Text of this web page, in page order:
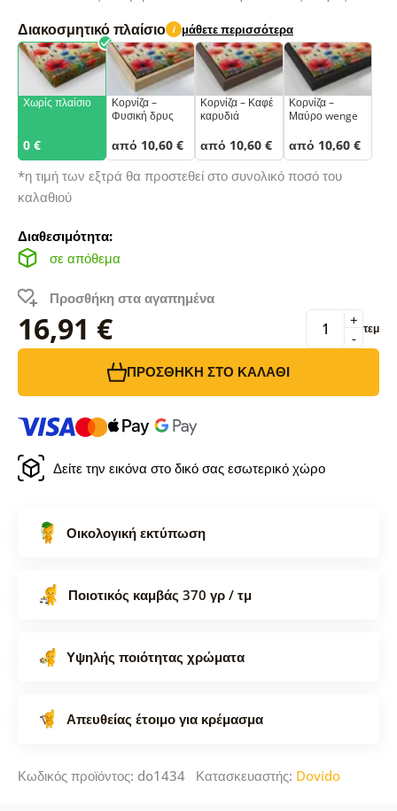
Διακοσμητικό πλαίσιο i μάθετε περισσότερα
Χωρίς πλαίσιο
0 €
Κορνίζα –
Φυσική δρυς
από 10,60 €
Κορνίζα – Καφέ
καρυδιά
από 10,60 €
Κορνίζα –
Μαύρο wenge
από 10,60 €
*η τιμή των εξτρά θα προστεθεί στο συνολικό ποσό του
καλαθιού
Διαθεσιμότητα:
σε απόθεμα
Προσθήκη στα αγαπημένα
16,91 € -
+ τεμ
ΠΡΟΣΘΉΚΗ ΣΤΟ ΚΑΛΆΘΙ
Δείτε την εικόνα στο δικό σας εσωτερικό χώρο
Οικολογική εκτύπωση
Ποιοτικός καμβάς 370 γρ / τμ
Υψηλής ποιότητας χρώματα
Απευθείας έτοιμο για κρέμασμα
Κωδικός προϊόντος: do1434 Κατασκευαστής: Dovido